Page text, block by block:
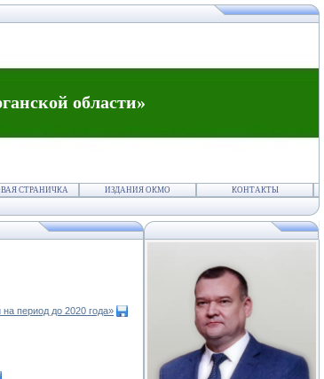
области»
СТРАНИЧКА ИЗДАНИЯ ОКМО КОНТАКТЫ
период до 2020 года»